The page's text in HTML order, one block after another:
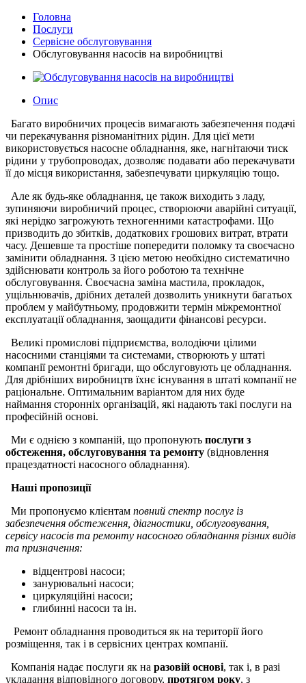
Головна
Послуги
Сервісне обслуговування
Обслуговування насосів на виробництві
Опис
Багато виробничих процесів вимагають забезпечення подачі
чи перекачування різноманітних рідин. Для цієї мети
використовується насосне обладнання, яке, нагнітаючи тиск
рідини у трубопроводах, дозволяє подавати або перекачувати
її до місця використання, забезпечувати циркуляцію тощо.
Але як будь-яке обладнання, це також виходить з ладу,
зупиняючи виробничий процес, створюючи аварійні ситуації,
які нерідко загрожують техногенними катастрофами. Що
призводить до збитків, додаткових грошових витрат, втрати
часу. Дешевше та простіше попередити поломку та своєчасно
замінити обладнання. З цією метою необхідно систематично
здійснювати контроль за його роботою та технічне
обслуговування. Своєчасна заміна мастила, прокладок,
ущільнювачів, дрібних деталей дозволить уникнути багатьох
проблем у майбутньому, продовжити термін міжремонтної
експлуатації обладнання, заощадити фінансові ресурси.
Великі промислові підприємства, володіючи цілими
насосними станціями та системами, створюють у штаті
компанії ремонтні бригади, що обслуговують це обладнання.
Для дрібніших виробництв їхнє існування в штаті компанії не
раціональне. Оптимальним варіантом для них буде
наймання сторонніх організацій, які надають такі послуги на
професійній основі.
Ми є однією з компаній, що пропонують послуги з
обстеження, обслуговування та ремонту (відновлення
працездатності насосного обладнання).
Наші пропозиції
Ми пропонуємо клієнтам повний спектр послуг із
забезпечення обстеження, діагностики, обслуговування,
сервісу насосів та ремонту насосного обладнання різних видів
та призначення:
відцентрові насоси;
занурювальні насоси;
циркуляційні насоси;
глибинні насоси та ін.
Ремонт обладнання проводиться як на території його
розміщення, так і в сервісних центрах компанії.
Компанія надає послуги як на разовій основі, так і, в разі
укладання відповідного договору, протягом року, з